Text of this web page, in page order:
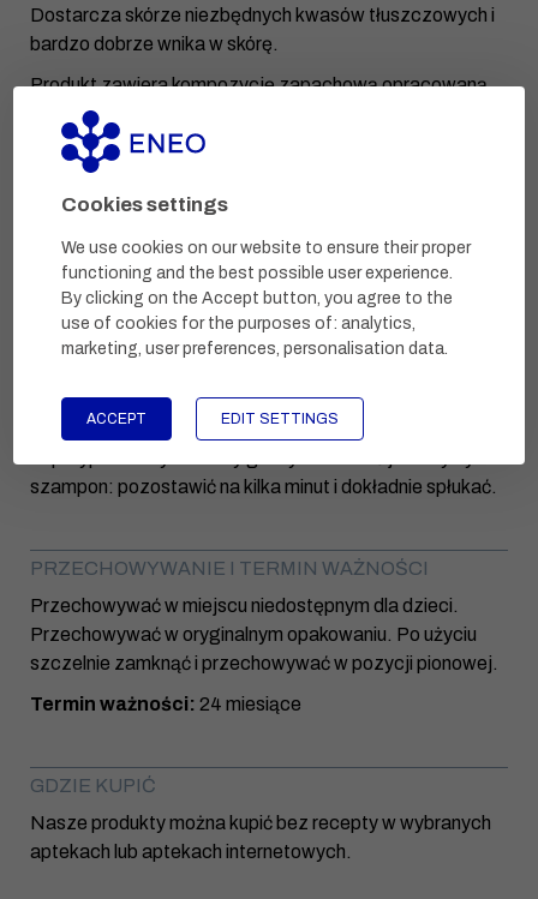
Cookies settings
We use cookies on our website to ensure their proper
functioning and the best possible user experience.
By clicking on the Accept button, you agree to the
use of cookies for the purposes of:analytics,
marketing, user preferences, personalisation data.
ACCEPT EDIT SETTINGS
Dostarcza skórze niezbędnych kwasów tłuszczowych i
bardzo dobrze wnika w skórę.
Produkt zawiera kompozycję zapachową opracowaną
specjalnie do hipoalergicznych kosmetyków, dzięki
czemu jest odpowiednia dla skóry wrażliwej. To delikatny,
świeży, kwiatowy zapach z nutami zielonej herbaty i
herbaty mate.
Fizjologiczne, lekko kwaśne pH (4,5-5,5), odpowiednie
dla skóry suchej i atopowej.
DAWKOWANIE I SPOSÓB UŻYCIA
na 1-2 minuty
, a następnie spłukać.
szampon: pozostawić na kilka minut i dokładnie spłukać.
PRZECHOWYWANIE I TERMIN WAŻNOŚCI
Przechowywać w miejscu niedostępnym dla dzieci.
Przechowywać w oryginalnym opakowaniu. Po użyciu
szczelnie zamknąć i przechowywać w pozycji pionowej.
Termin ważności: 24 miesiące
GDZIE KUPIĆ
Nasze produkty można kupić bez recepty w wybranych
aptekach lub aptekach internetowych.